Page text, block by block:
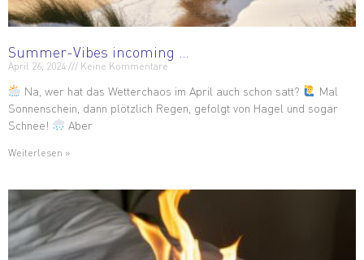
Summer-Vibes incoming …
April 26, 2024 Keine Kommentare
Na, wer hat das Wetterchaos im April auch schon satt?
Mal
Sonnenschein, dann plötzlich Regen, gefolgt von Hagel und sogar
Schnee!
Aber
Weiterlesen »